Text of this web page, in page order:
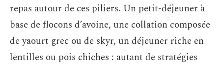
repas autour de ces piliers. Un petit-déjeuner à
base de flocons d’avoine, une collation composée
de yaourt grec ou de skyr, un déjeuner riche en
lentilles ou pois chiches : autant de stratégies